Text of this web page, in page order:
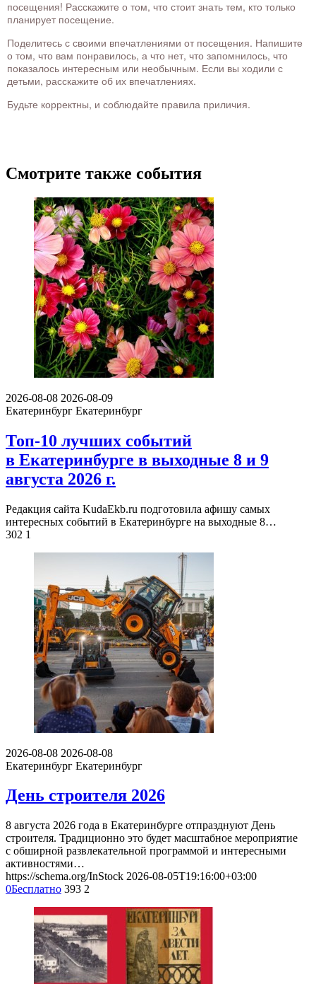
посещения! Расскажите о том, что стоит знать тем, кто только
планирует посещение.
Поделитесь с своими впечатлениями от посещения. Напишите
о том, что вам понравилось, а что нет, что запомнилось, что
показалось интересным или необычным. Если вы ходили с
детьми, расскажите об их впечатлениях.
Будьте корректны, и соблюдайте правила приличия.
Смотрите также события
2026-08-08 2026-08-09
Екатеринбург Екатеринбург
Топ-10 лучших событий
в Екатеринбурге в выходные 8 и 9
августа 2026 г.
Редакция сайта KudaEkb.ru подготовила афишу самых
интересных событий в Екатеринбурге на выходные 8…
302 1
2026-08-08 2026-08-08
Екатеринбург Екатеринбург
День строителя 2026
8 августа 2026 года в Екатеринбурге отпразднуют День
строителя. Традиционно это будет масштабное мероприятие
с обширной развлекательной программой и интересными
активностями…
https://schema.org/InStock 2026-08-05T19:16:00+03:00
0Бесплатно 393 2